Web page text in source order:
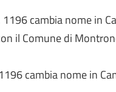
cambia nome in
il Comune di
cambia nome in